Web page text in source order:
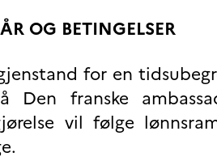
OG BETINGELSER
for en
Den franske
vil følge